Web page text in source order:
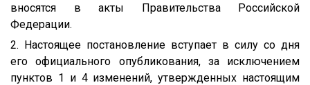
вносятся в акты Правительства Российской
Федерации.
2. Настоящее постановление вступает в силу со дня
его официального опубликования, за исключением
пунктов 1 и 4 изменений, утвержденных настоящим